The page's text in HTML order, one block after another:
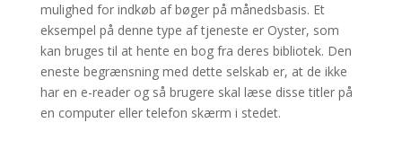
mulighed for indkøb af bøger på månedsbasis. Et
eksempel på denne type af tjeneste er Oyster, som
kan bruges til at hente en bog fra deres bibliotek. Den
eneste begrænsning med dette selskab er, at de ikke
har en e-reader og så brugere skal læse disse titler på
en computer eller telefon skærm i stedet.